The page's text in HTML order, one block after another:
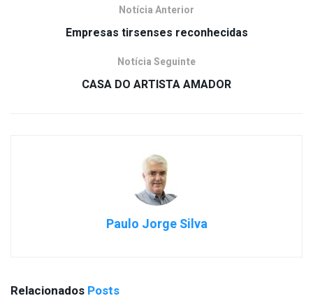
Notícia Anterior
Empresas tirsenses reconhecidas
Notícia Seguinte
CASA DO ARTISTA AMADOR
Paulo Jorge Silva
Relacionados Posts